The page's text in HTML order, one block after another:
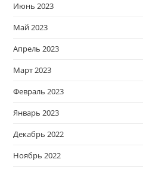
Июнь 2023
Май 2023
Апрель 2023
Март 2023
Февраль 2023
Январь 2023
Декабрь 2022
Ноябрь 2022